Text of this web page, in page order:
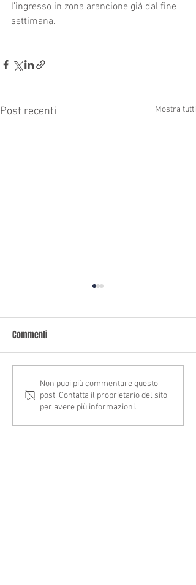
l’ingresso in zona arancione già dal fine
settimana.
Post recenti Mostra tutti
ACCESSO ALL’IPER
AMMORTAMENTO: VIA LIBERA
Commenti
Non puoi più commentare questo
post. Contatta il proprietario del sito
per avere più informazioni.